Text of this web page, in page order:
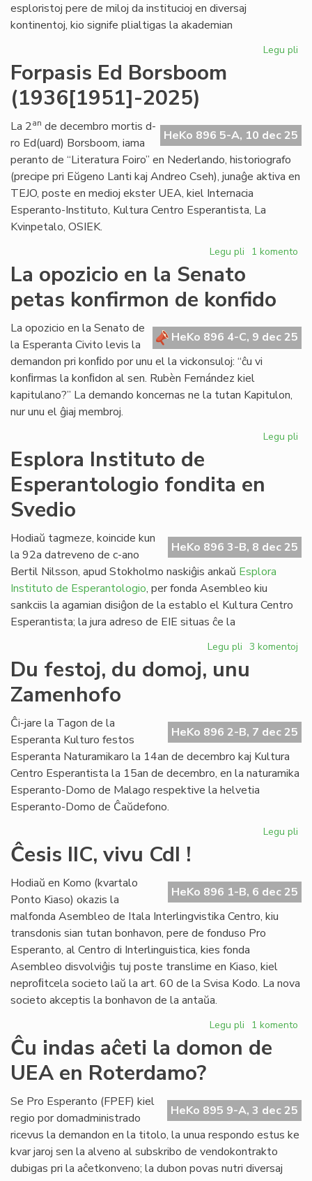
esploristoj pere de miloj da institucioj en diversaj
kontinentoj, kio signife plialtigas la akademian
Legu pli
Forpasis Ed Borsboom
(1936[1951]-2025)
HeKo 896 5-A, 10 dec 25
La 2an de decembro mortis d-
ro Ed(uard) Borsboom, iama
peranto de “Literatura Foiro” en Nederlando, historiografo
(precipe pri Eŭgeno Lanti kaj Andreo Cseh), junaĝe aktiva en
TEJO, poste en medioj ekster UEA, kiel Internacia
Esperanto-Instituto, Kultura Centro Esperantista, La
Kvinpetalo, OSIEK.
Legu pli pri
Ed
Borsboom
(1936[1951]-
1 komento
La opozicio en la Senato
petas konfirmon de konfido
HeKo 896 4-C, 9 dec 25
La opozicio en la Senato de
la Esperanta Civito levis la
demandon pri konﬁdo por unu el la vickonsuloj: “ĉu vi
konﬁrmas la konﬁdon al sen. Rubèn Fernández kiel
kapitulano?” La demando koncernas ne la tutan Kapitulon,
nur unu el ĝiaj membroj.
Legu pli
Esplora Instituto de
Esperantologio fondita en
Svedio
HeKo 896 3-B, 8 dec 25
Hodiaŭ tagmeze, koincide kun
la 92a datreveno de c-ano
Bertil Nilsson, apud Stokholmo naskiĝis ankaŭ Esplora
Instituto de Esperantologio, per fonda Asembleo kiu
sankciis la agamian disiĝon de la establo el Kultura Centro
Esperantista; la jura adreso de EIE situas ĉe la
Legu pli pri
Instituto
fondita
en
Svedio
3 komentoj
Du festoj, du domoj, unu
Zamenhofo
HeKo 896 2-B, 7 dec 25
Ĉi-jare la Tagon de la
Esperanta Kulturo festos
Esperanta Naturamikaro la 14an de decembro kaj Kultura
Centro Esperantista la 15an de decembro, en la naturamika
Esperanto-Domo de Malago respektive la helvetia
Esperanto-Domo de Ĉaŭdefono.
Legu pli
Ĉesis IIC, vivu CdI !
HeKo 896 1-B, 6 dec 25
Hodiaŭ en Komo (kvartalo
Ponto Kiaso) okazis la
malfonda Asembleo de Itala Interlingvistika Centro, kiu
transdonis sian tutan bonhavon, pere de fonduso Pro
Esperanto, al Centro di Interlinguistica, kies fonda
Asembleo disvolviĝis tuj poste translime en Kiaso, kiel
neproﬁtcela societo laŭ la art. 60 de la Svisa Kodo. La nova
societo akceptis la bonhavon de la antaŭa.
Legu pli pri
Ĉesis
IIC,
!
1 komento
Ĉu indas aĉeti la domon de
UEA en Roterdamo?
HeKo 895 9-A, 3 dec 25
Se Pro Esperanto (FPEF) kiel
regio por domadministrado
ricevus la demandon en la titolo, la unua respondo estus ke
kvar jaroj sen la alveno al subskribo de vendokontrakto
dubigas pri la aĉetkonveno; la dubon povas nutri diversaj